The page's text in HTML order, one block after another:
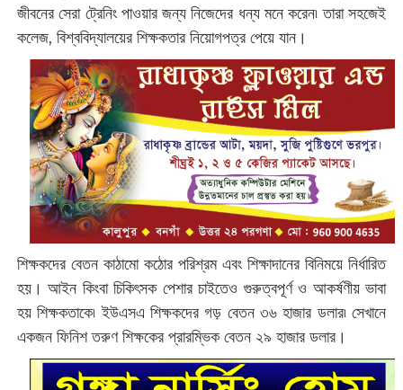
জীবনের সেরা ট্রেনিং পাওয়ার জন্য নিজেদের ধন্য মনে করেন৷ তারা সহজেই
কলেজ, বিশ্ববিদ্যালয়ের শিক্ষকতার নিয়োগপত্র পেয়ে যান।
শিক্ষকদের বেতন কাঠামো কঠোর পরিশ্রম এবং শিক্ষাদানের বিনিময়ে নির্ধারিত
হয়। আইন কিংবা চিকিৎসক পেশার চাইতেও গুরুত্বপূর্ণ ও আকর্ষণীয় ভাবা
হয় শিক্ষকতাকে৷ ইউএসএ শিক্ষকদের গড় বেতন ৩৬ হাজার ডলার৷ সেখানে
একজন ফিনিশ তরুণ শিক্ষকের প্রারম্ভিক বেতন ২৯ হাজার ডলার।